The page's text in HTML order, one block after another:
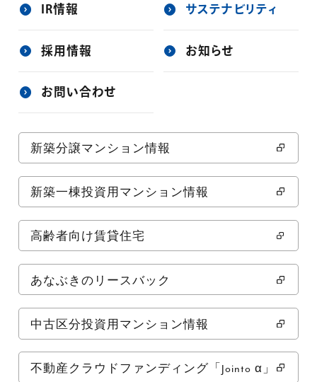
IR情報 サステナビリティ
採用情報 お知らせ
お問い合わせ
新築分譲マンション情報
新築一棟投資用マンション情報
高齢者向け賃貸住宅
あなぶきのリースバック
中古区分投資用マンション情報
不動産クラウドファンディング「Jointo α」